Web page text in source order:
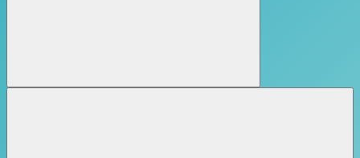
Suchen